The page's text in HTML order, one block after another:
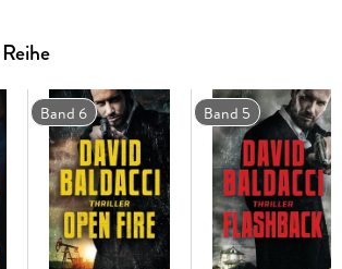
taucht ein Mann auf und
zu sein. Kann Decker ihm glauben?
und muss vor der Todesstrafe
Oder wird ein hochgefährlicher Mörder auf
Als ein Mitglied aus Deckers Team
zeigt sich bald, dass der Fall
gesellschaftliche Sprengkraft
Band 6 Band 5